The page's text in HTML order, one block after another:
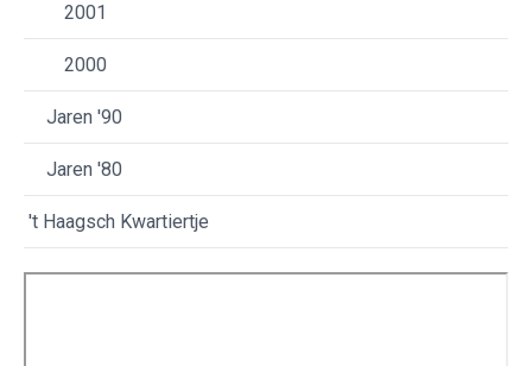
2001
2000
Jaren '90
Jaren '80
't Haagsch Kwartiertje